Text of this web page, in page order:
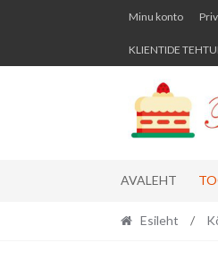
Skip
navigation
Skip
content
Minu konto
KLIENTIDE
AVALEHT
Esileht /